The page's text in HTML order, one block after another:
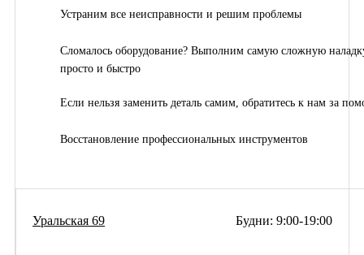
Устраним все неисправности и решим проблемы
Сломалось оборудование? Выполним самую сложную
просто и быстро
Если нельзя заменить деталь самим, обратитесь к нам за
Восстановление профессиональных инструментов
Будни: 9:00-19:00
Уральская 69